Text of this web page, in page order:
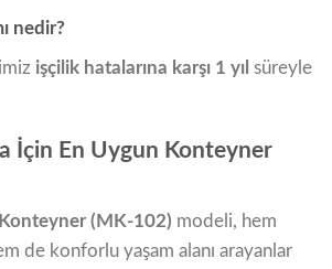
nedir?
işçilik hatalarına karşı 1 yıl süreyle
İçin En Uygun Konteyner
(MK-102) modeli, hem
de konforlu yaşam alanı arayanlar